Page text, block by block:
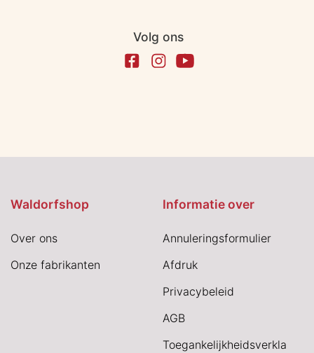
Volg ons
Waldorfshop
Over ons
Onze fabrikanten
Informatie over
Annuleringsformulier
Afdruk
Privacybeleid
AGB
Toegankelijkheidsverkla